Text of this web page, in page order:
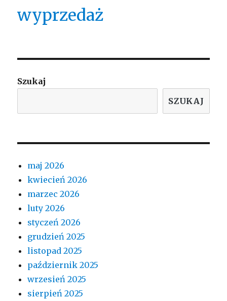
wyprzedaż
Szukaj
SZUKAJ
maj 2026
kwiecień 2026
marzec 2026
luty 2026
styczeń 2026
grudzień 2025
listopad 2025
październik 2025
wrzesień 2025
sierpień 2025